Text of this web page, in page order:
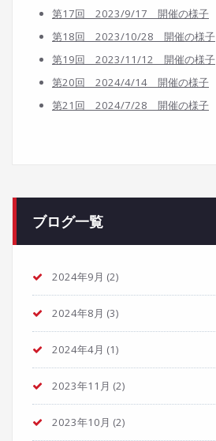
第17回 2023/9/17 開催の様子
第18回 2023/10/28 開催の様子
第19回 2023/11/12 開催の様子
第20回 2024/4/14 開催の様子
第21回 2024/7/28 開催の様子
ブログ一覧
2024年9月 (2)
2024年8月 (3)
2024年4月 (1)
2023年11月 (2)
2023年10月 (2)